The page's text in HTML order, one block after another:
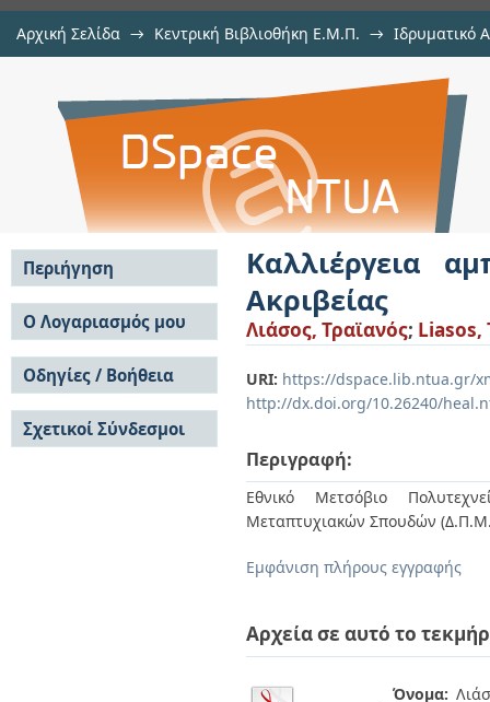
Αρχική Σελίδα → Κεντρική Βιβλιοθήκη Ε.Μ.Π. → Ιδρυματικό
Καλλιέργεια αμπελιού με ή
Καλλιέργεια
Ακριβείας
Λιάσος, Τραϊανός; Liasos,
URI: https://dspace.lib.ntua.gr/
http://dx.doi.org/10.26240/
Περιγραφή:
Εθνικό Μετσόβιο
Μεταπτυχιακών Σπουδών
Εμφάνιση πλήρους εγγραφής
Αρχεία σε αυτό το
Όνομα:
Περιήγηση
Σε όλο το DSpace
Κοινότητες & Συλλογές
Ανά Ημερομηνία
Έκδοσης
Συγγραφείς
Τίτλοι
Θέματα
Ο Λογαριασμός μου
Σύνδεση
Εγγραφή
Οδηγίες / Βοήθεια
Οδηγίες Υποβολής
Οδηγίες Χρήσης ΙΑ
Συχνές Ερωτήσεις
Σχετικοί Σύνδεσμοι